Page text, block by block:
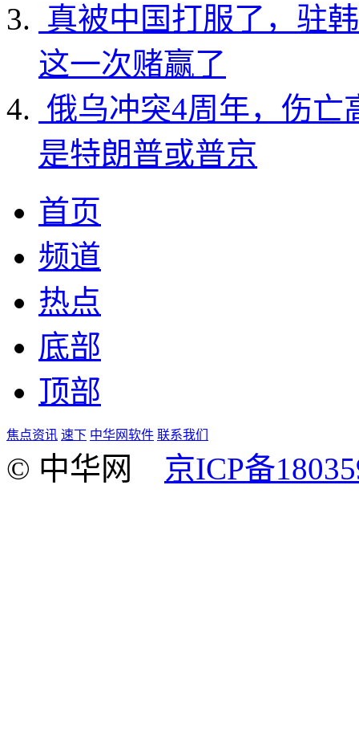
真被中国打服了，驻
这一次赌赢了
俄乌冲突4周年，伤亡
是特朗普或普京
首页
频道
热点
底部
顶部
焦点资讯 速下 中华网软件 联系我们
© 中华网 京ICP备